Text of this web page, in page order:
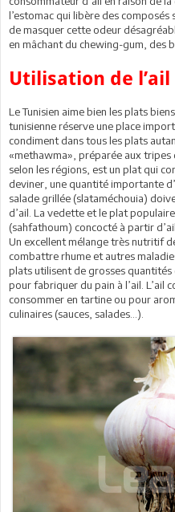
l’estomac qui libère des
de masquer cette odeur
en mâchant du chewing-gum, des
Utilisation de l’ail
Le Tunisien aime bien les plats
tunisienne réserve une place
condiment dans tous les plats
«methawma», préparée aux tripes
selon les régions, est un plat qui
deviner, une quantité importante
salade grillée (slataméchouia)
d’ail. La vedette et le plat
(sahfathoum) concocté à partir
Un excellent mélange très nutritif
combattre rhume et autres
plats utilisent de grosses quantités
pour fabriquer du pain à l’ail. L’ail
consommer en tartine ou pour
culinaires (sauces, salades…).